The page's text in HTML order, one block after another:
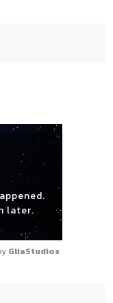
later.
GliaStudios